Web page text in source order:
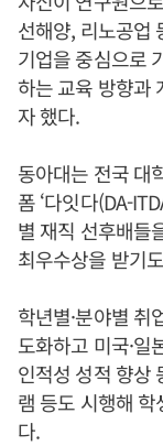
선해양, 리노공업
기업을 중심으로
하는 교육 방향과
자 했다.
동아대는 전국 대
폼 ‘다잇다(DA-
별 재직 선후배들
최우수상을 받기
학년별·분야별 취
도화하고 미국·일
인적성 성적 향상
램 등도 시행해
다.